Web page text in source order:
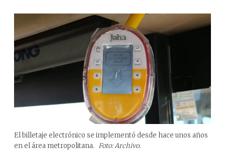
El billetaje electrónico se implementó desde hace unos años
en el área metropolitana. Foto: Archivo.